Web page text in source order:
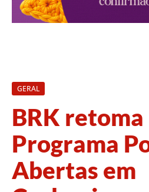
GERAL
BRK retoma
Programa
Abertas em